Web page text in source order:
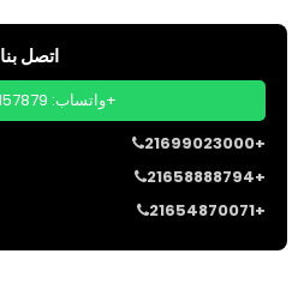
اتصل بنا
واتساب: 21698157879+
21699023000+
21658888794+
21654870071+